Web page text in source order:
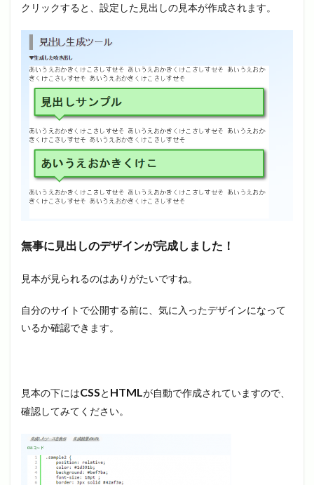
クリックすると、設定した見出しの見本が作成されます。
無事に見出しのデザインが完成しました！
見本が見られるのはありがたいですね。
自分のサイトで公開する前に、気に入ったデザインになって
いるか確認できます。
見本の下にはCSSと HTMLが自動で作成されていますので、
確認してみてください。